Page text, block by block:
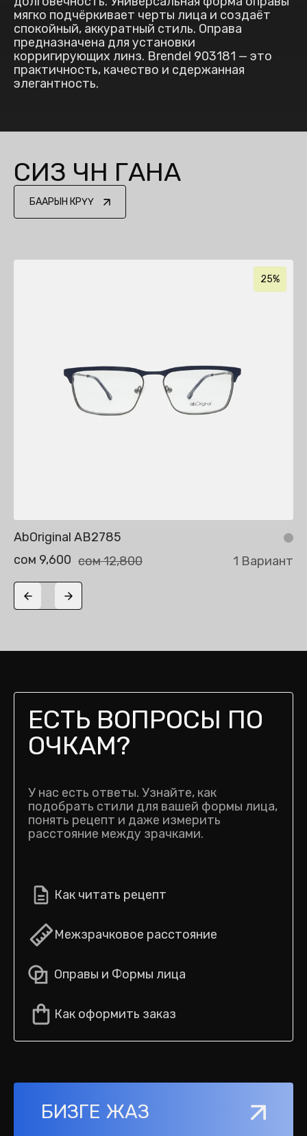
мягко подчёркивает черты лица и создаёт
спокойный, аккуратный стиль. Оправа
предназначена для установки
корригирующих линз. Brendel 903181 — это
практичность, качество и сдержанная
элегантность.
СИЗ ҮЧҮН ГАНА
БААРЫН КӨРҮҮ
25%
AbOriginal AB2785
сом 9,600 сом 12,800 1 Вариант
Previous slide
Next slide
ЕСТЬ ВОПРОСЫ ПО
ОЧКАМ?
У нас есть ответы. Узнайте, как
подобрать стили для вашей формы лица,
понять рецепт и даже измерить
расстояние между зрачками.
Как читать рецепт
Межзрачковое расстояние
Оправы и Формы лица
Как оформить заказ
БИЗГЕ ЖАЗ